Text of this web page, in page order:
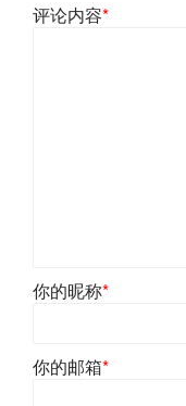
评论内容*
你的昵称*
你的邮箱*